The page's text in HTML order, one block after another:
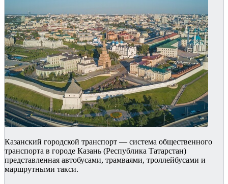
Казанский городской транспорт — система общественного
транспорта в городе Казань (Республика Татарстан)
представленная автобусами, трамваями, троллейбусами и
маршрутными такси.